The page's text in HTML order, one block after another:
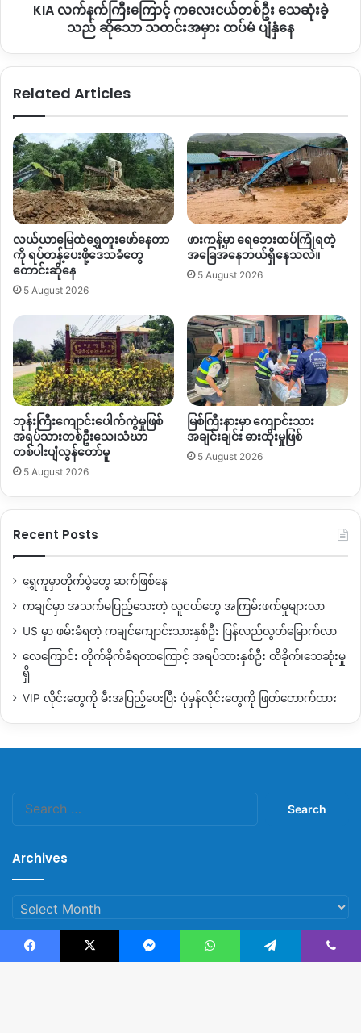
သည်
ထပ်မံ
နေ
KIA လက်နက်ကြီးကြောင့် ကလေးငယ်တစ်ဦး သေဆုံးခဲ့
သည် ဆိုသော သတင်းအမှား ထပ်မံ ပျံနှံနေ
Related Articles
လယ်ယာမြေထဲရွှေတူးဖော်နေတာ
ကို ရပ်တန့်ပေးဖို့ဒေသခံတွေ
တောင်းဆိုနေ
5 August 2026
ဖားကန့်မှာ ရေဘေးထပ်ကြုံရတဲ့
အခြေအနေဘယ်ရှိနေသလဲ။
5 August 2026
ဘုန်းကြီးကျောင်းပေါက်ကွဲမှုဖြစ်
အရပ်သားတစ်ဦးသေ၊သံဃာ
တစ်ပါးပျံလွန်တော်မူ
5 August 2026
မြစ်ကြီးနားမှာ ကျောင်းသား
အချင်းချင်း ဓားထိုးမှုဖြစ်
5 August 2026
Recent Posts
ရွှေကူမှာတိုက်ပွဲတွေ ဆက်ဖြစ်နေ
ကချင်မှာ အသက်မပြည့်သေးတဲ့ လူငယ်တွေ အကြမ်းဖက်မှုများလာ
US မှာ ဖမ်းခံရတဲ့ ကချင်ကျောင်းသားနှစ်ဦး ပြန်လည်လွတ်မြောက်လာ
လေကြောင်း တိုက်ခိုက်ခံရတာကြောင့် အရပ်သားနှစ်ဦး ထိခိုက်၊သေဆုံးမှု
ရှိ
VIP လိုင်းတွေကို မီးအပြည့်ပေးပြီး ပုံမှန်လိုင်းတွေကို ဖြတ်တောက်ထား
Archives
Archives
Facebook X Messenger WhatsApp Telegram Viber